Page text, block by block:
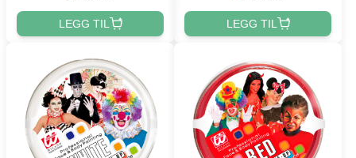
LEGG TIL LEGG TIL